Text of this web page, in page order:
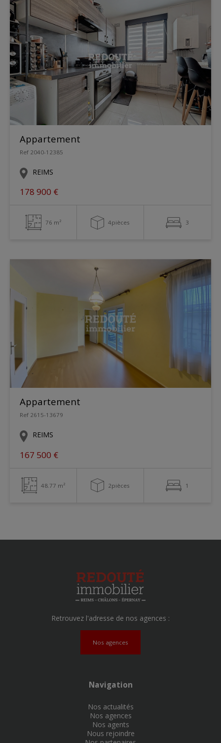
Appartement
Ref 2040-12385
REIMS
178 900 €
76 m² 4pièces 3
Appartement
Ref 2615-13679
REIMS
167 500 €
48.77 m² 2pièces 1
Retrouvez l'adresse de nos agences :
Nos agences
Navigation
Nos actualités
Nos agences
Nos agents
Nous rejoindre